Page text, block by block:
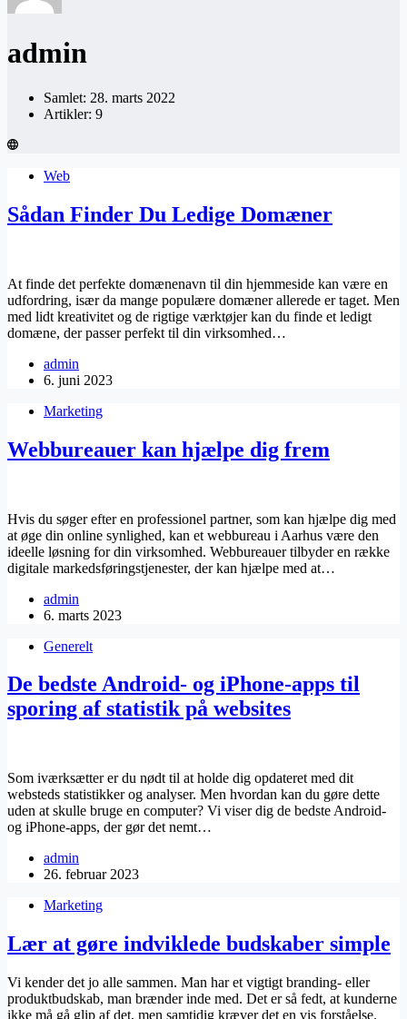
admin
Samlet: 28. marts 2022
Artikler: 9
Web
Sådan Finder Du Ledige Domæner
At finde det perfekte domænenavn til din hjemmeside kan være en
udfordring, især da mange populære domæner allerede er taget. Men
med lidt kreativitet og de rigtige værktøjer kan du finde et ledigt
domæne, der passer perfekt til din virksomhed…
admin
6. juni 2023
Marketing
Webbureauer kan hjælpe dig frem
Hvis du søger efter en professionel partner, som kan hjælpe dig med
at øge din online synlighed, kan et webbureau i Aarhus være den
ideelle løsning for din virksomhed. Webbureauer tilbyder en række
digitale markedsføringstjenester, der kan hjælpe med at…
admin
6. marts 2023
Generelt
De bedste Android- og iPhone-apps til
sporing af statistik på websites
Som iværksætter er du nødt til at holde dig opdateret med dit
websteds statistikker og analyser. Men hvordan kan du gøre dette
uden at skulle bruge en computer? Vi viser dig de bedste Android-
og iPhone-apps, der gør det nemt…
admin
26. februar 2023
Marketing
Lær at gøre indviklede budskaber simple
Vi kender det jo alle sammen. Man har et vigtigt branding- eller
produktbudskab, man brænder inde med. Det er så fedt, at kunderne
ikke må gå glip af det, men samtidig kræver det en vis forståelse.